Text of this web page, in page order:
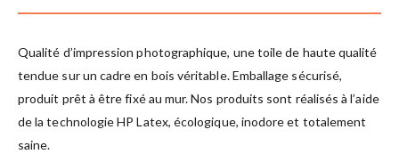
Qualité d’impression photographique, une toile de haute qualité
tendue sur un cadre en bois véritable. Emballage sécurisé,
produit prêt à être fixé au mur. Nos produits sont réalisés à l’aide
de la technologie HP Latex, écologique, inodore et totalement
saine.